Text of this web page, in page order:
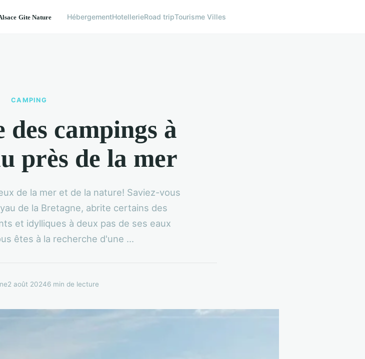
HébergementHotellerieRoad tripTourisme Villes
CAMPING
des campings à
près de la mer
de la mer et de la nature! Saviez-vous
de la Bretagne, abrite certains des
et idylliques à deux pas de ses eaux
êtes à la recherche d'une ...
2 août 20246 min de lecture